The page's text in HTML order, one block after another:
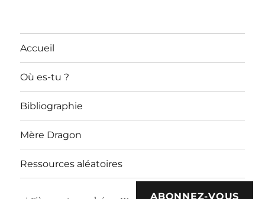
Accueil
Où es-tu ?
Bibliographie
Mère Dragon
Ressources aléatoires
ABONNEZ-VOUS